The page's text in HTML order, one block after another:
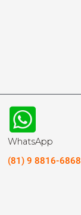
WhatsApp
(81) 9 8816-6868